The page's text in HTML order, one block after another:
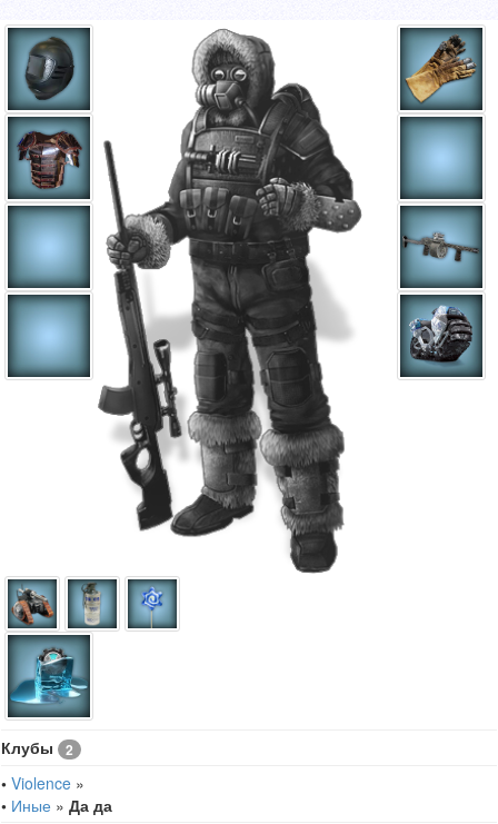
Клубы 2
• Violence »
• Иные » Да да